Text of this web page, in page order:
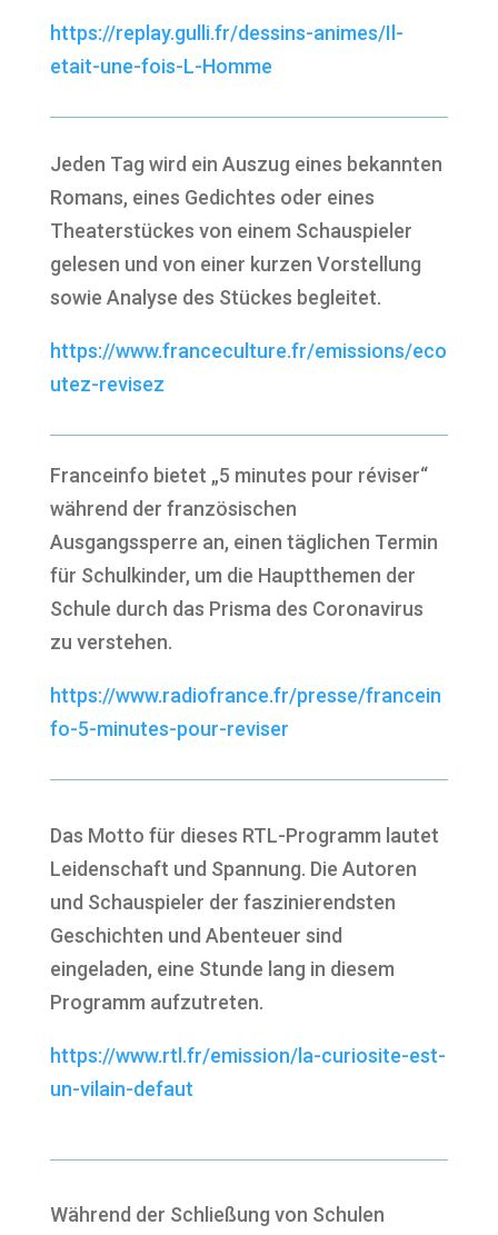
https://replay.gulli.fr/dessins-animes/Il-
etait-une-fois-L-Homme
Jeden Tag wird ein Auszug eines bekannten
Romans, eines Gedichtes oder eines
Theaterstückes von einem Schauspieler
gelesen und von einer kurzen Vorstellung
sowie Analyse des Stückes begleitet.
https://www.franceculture.fr/emissions/eco
utez-revisez
Franceinfo bietet „5 minutes pour réviser“
während der französischen
Ausgangssperre an, einen täglichen Termin
für Schulkinder, um die Hauptthemen der
Schule durch das Prisma des Coronavirus
zu verstehen.
https://www.radiofrance.fr/presse/francein
fo-5-minutes-pour-reviser
Das Motto für dieses RTL-Programm lautet
Leidenschaft und Spannung. Die Autoren
und Schauspieler der faszinierendsten
Geschichten und Abenteuer sind
eingeladen, eine Stunde lang in diesem
Programm aufzutreten.
https://www.rtl.fr/emission/la-curiosite-est-
un-vilain-defaut
Während der Schließung von Schulen